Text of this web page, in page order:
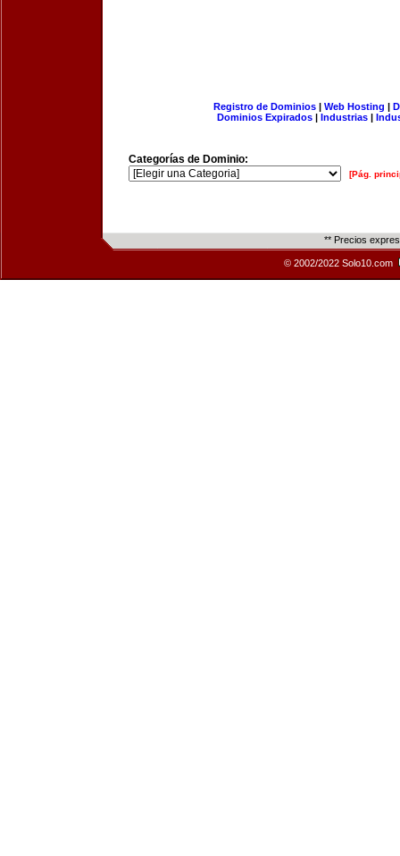
Registro de Dominios| Web Hosting |
Dominios Expirados | Industrias |
Categorías de Dominio:
[Pág.
** Precios
© 2002/2022 Solo10.com